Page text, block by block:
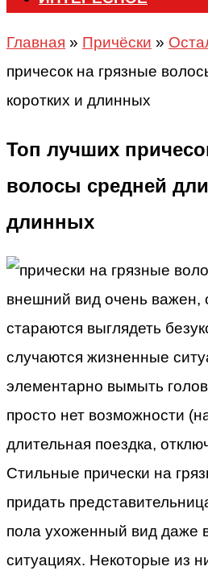
Главная » Причёски »
причесок на грязные
коротких и длинных
Топ лучших
волосы средней
длинных
внешний вид очень важен,
стараются выглядеть
случаются жизненные
элементарно вымыть
просто нет возможности
длительная поездка,
Стильные прически на
придать
пола ухоженный вид даже
ситуациях. Некоторые из